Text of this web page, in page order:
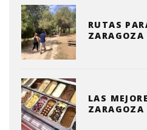
RUTAS
ZARAGOZA
LAS
ZARAGOZA